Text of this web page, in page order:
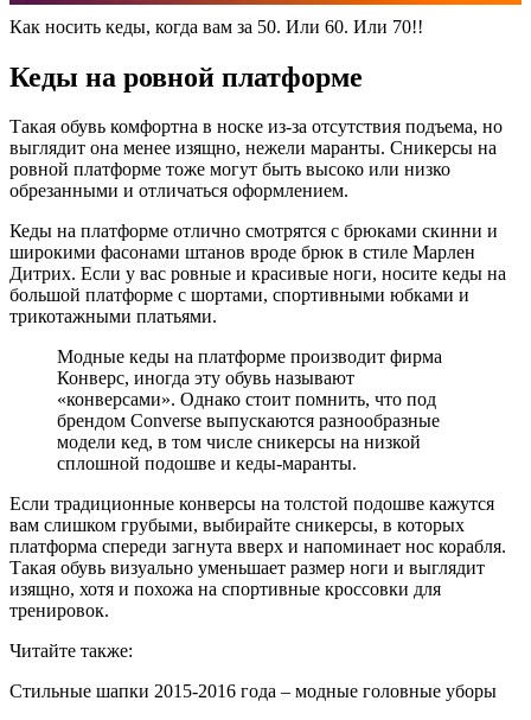
Как носить кеды, когда вам за 50. Или 60. Или 70!!
Кеды на ровной платформе
Такая обувь комфортна в носке из-за отсутствия подъема, но
выглядит она менее изящно, нежели маранты. Сникерсы на
ровной платформе тоже могут быть высоко или низко
обрезанными и отличаться оформлением.
Кеды на платформе отлично смотрятся с брюками скинни и
широкими фасонами штанов вроде брюк в стиле Марлен
Дитрих. Если у вас ровные и красивые ноги, носите кеды на
большой платформе с шортами, спортивными юбками и
трикотажными платьями.
Модные кеды на платформе производит фирма
Конверс, иногда эту обувь называют
«конверсами». Однако стоит помнить, что под
брендом Converse выпускаются разнообразные
модели кед, в том числе сникерсы на низкой
сплошной подошве и кеды-маранты.
Если традиционные конверсы на толстой подошве кажутся
вам слишком грубыми, выбирайте сникерсы, в которых
платформа спереди загнута вверх и напоминает нос корабля.
Такая обувь визуально уменьшает размер ноги и выглядит
изящно, хотя и похожа на спортивные кроссовки для
тренировок.
Читайте также:
Стильные шапки 2015-2016 года – модные головные уборы